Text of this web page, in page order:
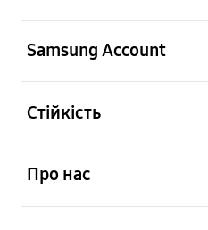
Samsung Account
Стійкість
Про нас